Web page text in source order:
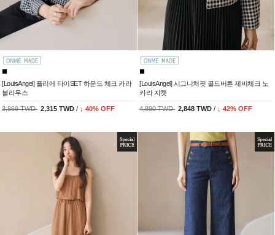
[LouisAngel] 플리에 타이SET 하운드 체크 카라
블라우스
3,869 TWD 2,315 TWD / ↓ 40% OFF
[LouisAngel] 시그니처핏 골드버튼 제비체크 노
카라 자켓
4,890 TWD 2,848 TWD / ↓ 42% OFF